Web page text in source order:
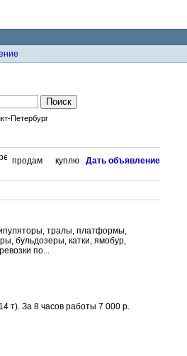
Петербург
продам куплю Дaть объявление
тралы, платформы,
бульдозеры, катки, ямобур,
по...
т). За 8 часов работы 7 000 р.